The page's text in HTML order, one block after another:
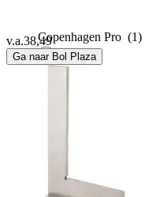
Copenhagen Pro (1)
v.a.38,49
Ga naar Bol Plaza